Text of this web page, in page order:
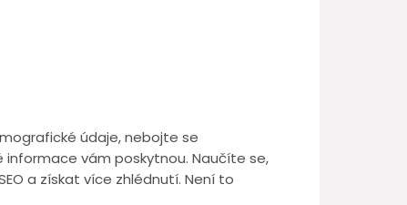
údaje, nebojte se
vám poskytnou. Naučíte se,
a získat více zhlédnutí. Není to